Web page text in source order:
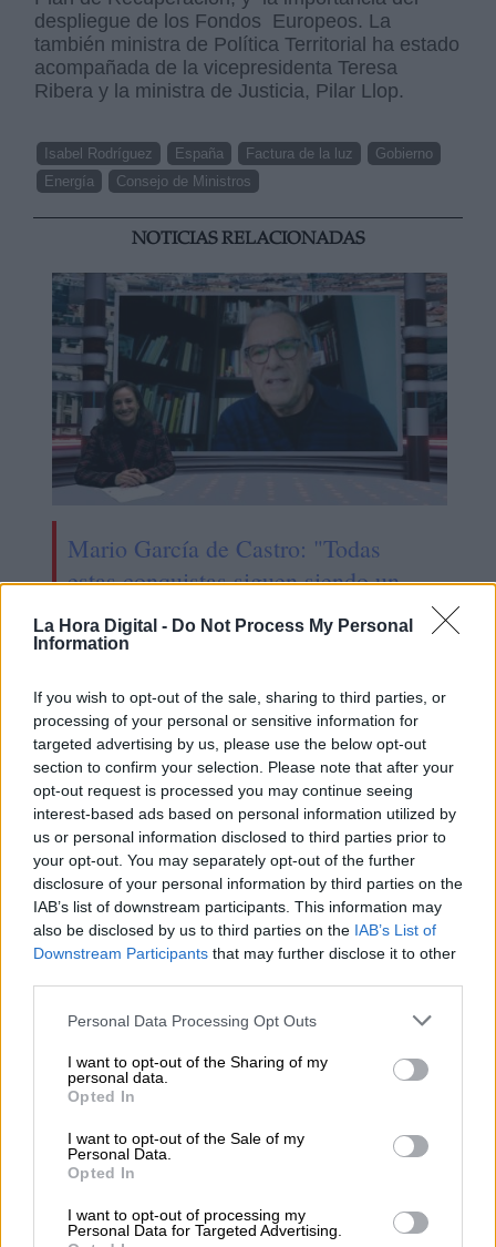
La Hora Digital - Do Not Process My Personal
Information
If you wish to opt-out of the sale, sharing to third parties, or
processing of your personal or sensitive information for
targeted advertising by us, please use the below opt-out
section to confirm your selection. Please note that after your
opt-out request is processed you may continue seeing
interest-based ads based on personal information utilized by
us or personal information disclosed to third parties prior to
your opt-out. You may separately opt-out of the further
disclosure of your personal information by third parties on the
IAB’s list of downstream participants. This information may
also be disclosed by us to third parties on the IAB’s List of
Downstream Participants that may further disclose it to other
Personal Data Processing Opt Outs
I want to opt-out of the Sharing of my
personal data.
Opted In
I want to opt-out of the Sale of my
Personal Data.
Opted In
I want to opt-out of processing my
Personal Data for Targeted Advertising.
despliegue de los Fondos Europeos. La
también ministra de Política Territorial ha estado
acompañada de la vicepresidenta Teresa
Ribera y la ministra de Justicia, Pilar Llop.
Isabel Rodríguez España Factura de la luz
Gobierno
Energía
Consejo de Ministros
NOTICIAS RELACIONADAS
Mario García de Castro: "Todas
estas conquistas siguen siendo un
camino abierto para el mañana"
Esperamos que Pedro Sánchez